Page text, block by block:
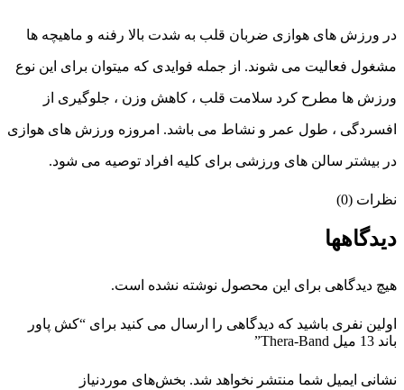
در ورزش های هوازی ضربان قلب به شدت بالا رفنه و ماهیچه ها
مشغول فعالیت می شوند. از جمله فوایدی که میتوان برای این نوع
ورزش ها مطرح کرد سلامت قلب ، کاهش وزن ، جلوگیری از
افسردگی ، طول عمر و نشاط می باشد. امروزه ورزش های هوازی
در بیشتر سالن های ورزشی برای کلیه افراد توصیه می شود.
نظرات (0)
دیدگاهها
هیچ دیدگاهی برای این محصول نوشته نشده است.
اولین نفری باشید که دیدگاهی را ارسال می کنید برای “کش پاور
باند 13 میل Thera-Band”
نشانی ایمیل شما منتشر نخواهد شد. بخش‌های موردنیاز